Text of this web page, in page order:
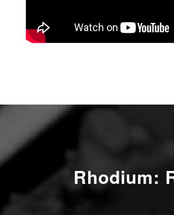
Rhodium: